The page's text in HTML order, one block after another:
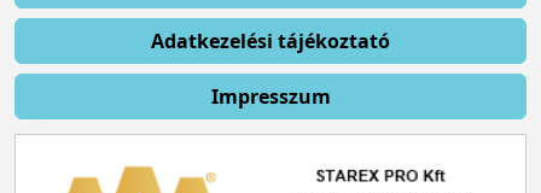
Adatkezelési tájékoztató
Impresszum